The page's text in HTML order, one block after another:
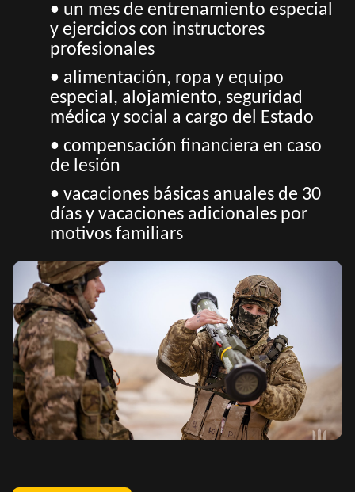
• un mes de entrenamiento especial
y ejercicios con instructores
profesionales
• alimentación, ropa y equipo
especial, alojamiento, seguridad
médica y social a cargo del Estado
• compensación financiera en caso
de lesión
• vacaciones básicas anuales de 30
días y vacaciones adicionales por
motivos familiars